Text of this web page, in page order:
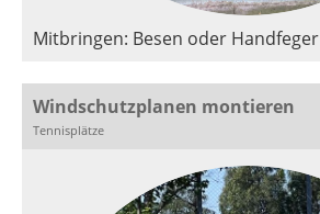
Mitbringen: Besen oder Handfeger
Windschutzplanen montieren
Tennisplätze